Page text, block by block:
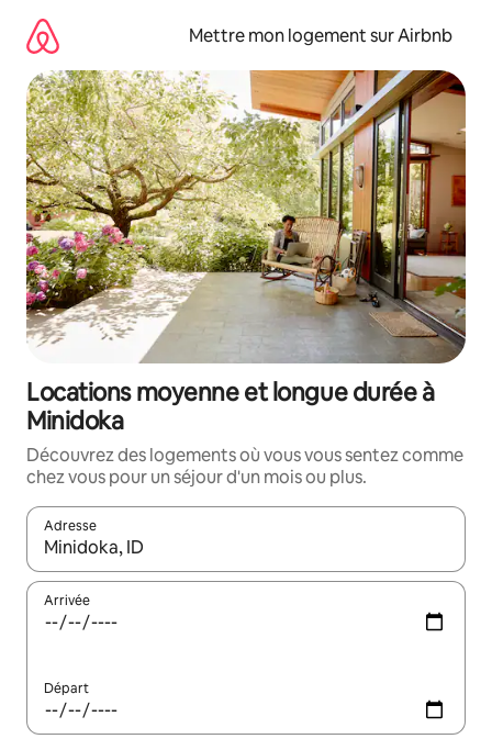
directement
contenu
Mettre mon logement sur Airbnb
Locations moyenne et longue durée à
Minidoka
Découvrez des logements où vous vous sentez comme
chez vous pour un séjour d'un mois ou plus.
Adresse
Lorsque les résultats s'affichent, utilisez les flèches vers le
Arrivée
Départ